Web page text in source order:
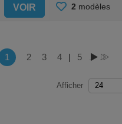
VOIR AJOUTER
2 modèles
Vous lisez actuellement la page
1 Page
2 Page
3 Page
4 | Page
5
Afficher